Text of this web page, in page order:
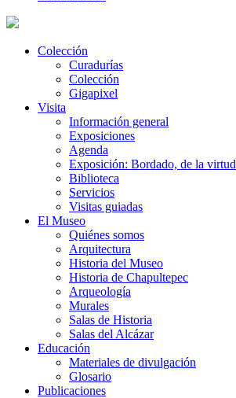
Colección
Curadurías
Colección
Gigapixel
Visita
Información general
Exposiciones
Agenda
Exposición: Bordado, de la virtud
Biblioteca
Servicios
Visitas guiadas
El Museo
Quiénes somos
Arquitectura
Historia del Museo
Historia de Chapultepec
Arqueología
Murales
Salas de Historia
Salas del Alcázar
Educación
Materiales de divulgación
Glosario
Publicaciones